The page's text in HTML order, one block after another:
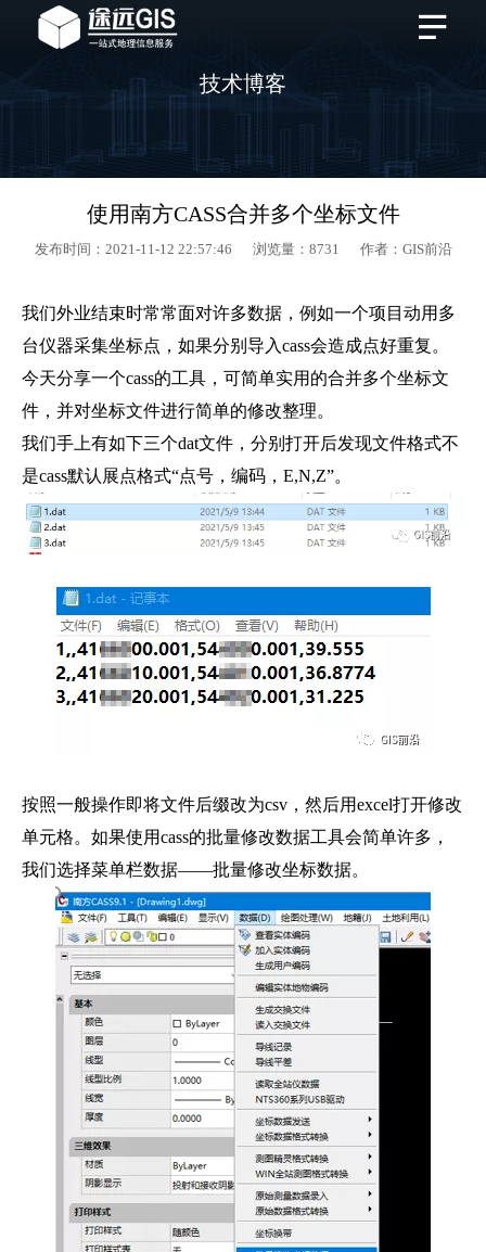
技术博客
使用南方CASS合并多个坐标文件
发布时间：2021-11-12 22:57:46 浏览量：8731 作者：GIS前沿
我们外业结束时常常面对许多数据，例如一个项目动用多
台仪器采集坐标点，如果分别导入cass会造成点好重复。
今天分享一个cass的工具，可简单实用的合并多个坐标文
件，并对坐标文件进行简单的修改整理。
我们手上有如下三个dat文件，分别打开后发现文件格式不
是cass默认展点格式“点号，编码，E,N,Z”。
按照一般操作即将文件后缀改为csv，然后用excel打开修改
单元格。如果使用cass的批量修改数据工具会简单许多，
我们选择菜单栏数据——批量修改坐标数据。